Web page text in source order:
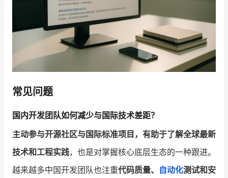
常见问题
国内开发团队如何减少与国际技术差距？
主动参与开源社区与国际标准项目，有助于了解全球最新
技术和工程实践，也是对掌握核心底层生态的一种跟进。
越来越多中国开发团队也注重代码质量、 自动化测试和安